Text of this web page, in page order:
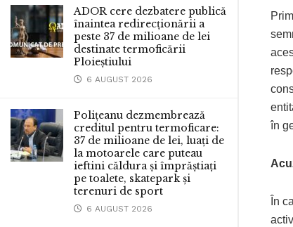
ADOR cere dezbatere publică
înaintea redirecționării a
peste 37 de milioane de lei
destinate termoficării
Ploieștiului
6 AUGUST 2026
Polițeanu dezmembrează
creditul pentru termoficare:
37 de milioane de lei, luați de
la motoarele care puteau
ieftini căldura și împrăștiați
pe toalete, skatepark și
terenuri de sport
6 AUGUST 2026
în
În